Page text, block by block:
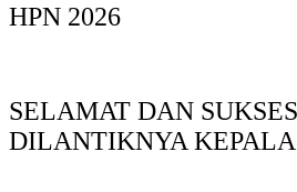
HPN 2026
SELAMAT DAN
DILANTIKNYA